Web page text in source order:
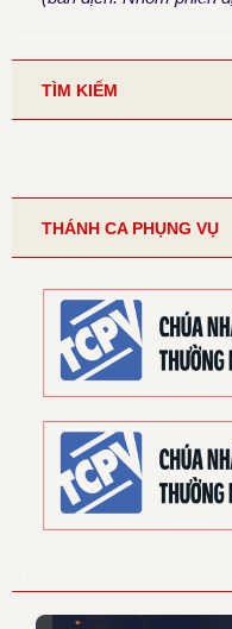
TÌM KIẾM
THÁNH CA PHỤNG VỤ